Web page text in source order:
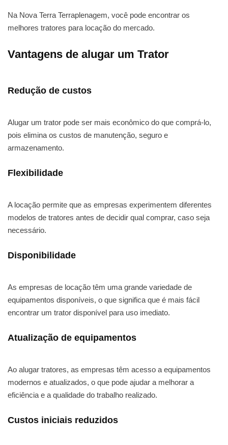
Na Nova Terra Terraplenagem, você pode encontrar os
melhores tratores para locação do mercado.
Vantagens de alugar um Trator
Redução de custos
Alugar um trator pode ser mais econômico do que comprá-lo,
pois elimina os custos de manutenção, seguro e
armazenamento.
Flexibilidade
A locação permite que as empresas experimentem diferentes
modelos de tratores antes de decidir qual comprar, caso seja
necessário.
Disponibilidade
As empresas de locação têm uma grande variedade de
equipamentos disponíveis, o que significa que é mais fácil
encontrar um trator disponível para uso imediato.
Atualização de equipamentos
Ao alugar tratores, as empresas têm acesso a equipamentos
modernos e atualizados, o que pode ajudar a melhorar a
eficiência e a qualidade do trabalho realizado.
Custos iniciais reduzidos